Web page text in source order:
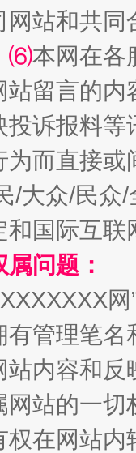
站和共
⑹本网在各
站留言的内
诉报料
而直接
/大众/民
国际互
问题：
有管理笔
站内容和
站的一
在网站